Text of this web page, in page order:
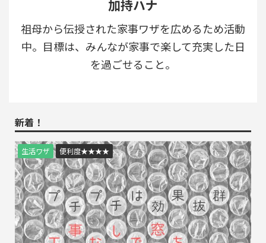
加持ハナ
祖母から伝授された家事ワザを広めるため活動
中。目標は、みんなが家事で楽して充実した日
を過ごせること。
新着！
生活ワザ 便利度★★★★